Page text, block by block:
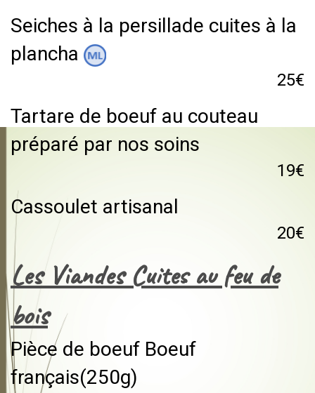
Seiches à la persillade cuites à la
plancha
25€
Tartare de boeuf au couteau
préparé par nos soins
19€
Cassoulet artisanal
20€
Les Viandes Cuites au feu de
bois
Pièce de boeuf Boeuf
français(250g)